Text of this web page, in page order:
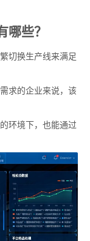
些？
切换生产线来满足
求的企业来说，该
环境下，也能通过